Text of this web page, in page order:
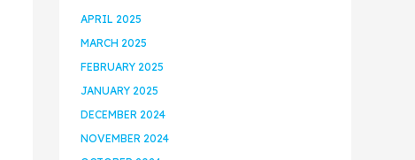
APRIL 2025
MARCH 2025
FEBRUARY 2025
JANUARY 2025
DECEMBER 2024
NOVEMBER 2024